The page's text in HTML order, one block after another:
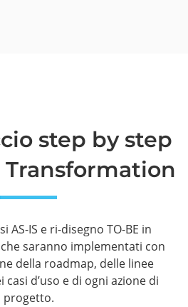
step by step
AS-IS e ri-disegno TO-BE in
saranno implementati con
della roadmap, delle linee
d’uso e di ogni azione di
progetto.